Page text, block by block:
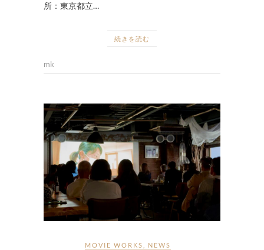
所：東京都立…
続きを読む
mk
MOVIE WORKS NEWS